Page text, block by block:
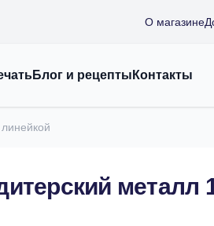
О магазине
Блог и рецепты Контакты
металл